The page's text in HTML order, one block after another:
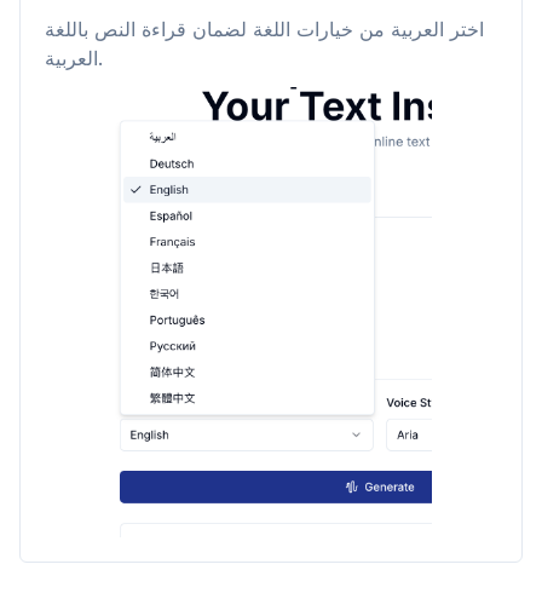
اختر العربية من خيارات اللغة لضمان قراءة النص باللغة
العربية.